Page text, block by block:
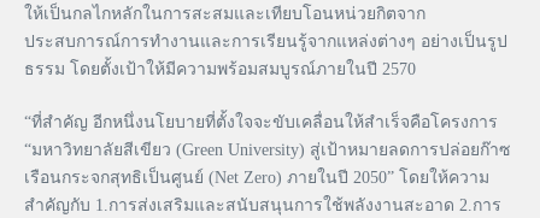
ให้เป็นกลไกหลักในการสะสมและเทียบโอนหน่วยกิตจาก
ประสบการณ์การทำงานและการเรียนรู้จากแหล่งต่างๆ อย่างเป็นรูป
ธรรม โดยตั้งเป้าให้มีความพร้อมสมบูรณ์ภายในปี 2570
“ที่สำคัญ อีกหนึ่งนโยบายที่ตั้งใจจะขับเคลื่อนให้สำเร็จคือโครงการ
“มหาวิทยาลัยสีเขียว (Green University) สู่เป้าหมายลดการปล่อยก๊าซ
เรือนกระจกสุทธิเป็นศูนย์ (Net Zero) ภายในปี 2050” โดยให้ความ
สำคัญกับ 1.การส่งเสริมและสนับสนุนการใช้พลังงานสะอาด 2.การ